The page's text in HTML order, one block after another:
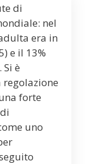
di
nel
era in
e il 13%
è
forte
uno